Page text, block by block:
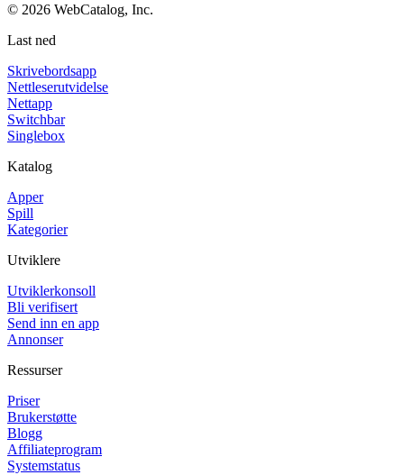
© 2026 WebCatalog, Inc.
Last ned
Skrivebordsapp
Nettleserutvidelse
Nettapp
Switchbar
Singlebox
Katalog
Apper
Spill
Kategorier
Utviklere
Utviklerkonsoll
Bli verifisert
Send inn en app
Annonser
Ressurser
Priser
Brukerstøtte
Blogg
Affiliateprogram
Systemstatus